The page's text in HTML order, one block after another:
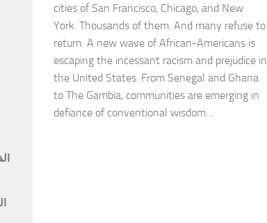
cities of San Francisco, Chicago, and New
York. Thousands of them. And many refuse to
return. A new wave of African-Americans is
escaping the incessant racism and prejudice in
the United States. From Senegal and Ghana
to The Gambia, communities are emerging in
defiance of conventional wisdom…